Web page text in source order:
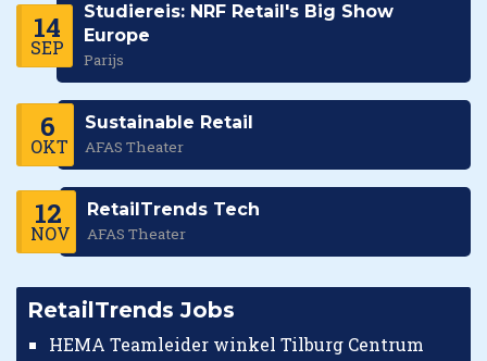
14
SEP
Studiereis: NRF Retail's Big Show
Europe
Parijs
6
OKT
Sustainable Retail
AFAS Theater
12
NOV
RetailTrends Tech
AFAS Theater
RetailTrends Jobs
HEMA Teamleider winkel Tilburg Centrum